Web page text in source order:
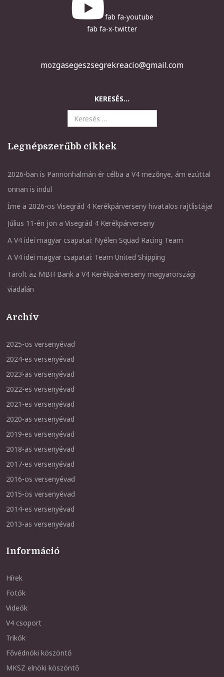
fab fa-youtube
fab fa-x-twitter
mozgasegeszsegrekreacio@gmail.com
KERESÉS...
Legnépszerűbb cikkek
2026-ban is Pannonhalmán ér célba a V4 mezőnye, ám ezúttal
onnan is indul
Íme a 2026-os Visegrád 4 Kerékpárverseny hivatalos rajtlistája!
Július 11-én jön a Visegrád 4 Kerékpárverseny
A V4 idei magyar csapatai: Nyélen Squad Racing Team
A V4 idei magyar csapatai: Team United Shipping
Tarolt az MBH Bank a V4 Kerékpárverseny magyarországi
viadalán
Archív
2025-ös versenyévad
2024-es versenyévad
2023-as versenyévad
2022-es versenyévad
2021-es versenyévad
2020-as versenyévad
2019-es versenyévad
2018-as versenyévad
2017-es versenyévad
2016-os versenyévad
2015-ös versenyévad
2014-es versenyévad
2013-as versenyévad
Információ
Hírek
Fotók
Videók
V4 csoport
Trikók
Fővédnöki köszöntő
MKSZ elnöki köszöntő